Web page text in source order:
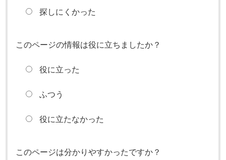
探しにくかった
このページの情報は役に立ちましたか？
役に立った
ふつう
役に立たなかった
このページは分かりやすかったですか？